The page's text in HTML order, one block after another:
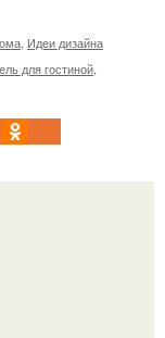
Идеи дизайна
для гостиной